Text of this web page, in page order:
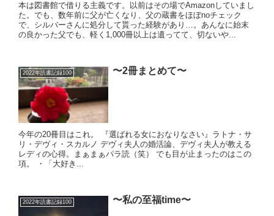
本は図書館で借りる主義です。以前はその場でAmazonしていまし
た。でも、数年前に父が亡くなり、父の蔵書をほぼnoチェック
で、シルバーさんに処分して貰った経験があり…。あんなに始末
の良かった父でも、軽く1,000冊以上は遺ってて、切ないや...
2022年読書記録100 〜2冊まとめて〜
今年の20冊目はこれ。 『選ばれる女におなりなさい』ラトナ・サ
リ・デヴィ・スカルノ デヴィ夫人の婚活論、デヴィ夫人が教える
レディの心得。まぁまぁパラ読（笑） でも目が止まったのはこの
項。 ・「大好き...
2022年読書記録100 〜私の至福time〜